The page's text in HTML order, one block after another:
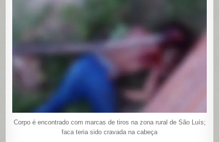
Corpo é encontrado com marcas de tiros na zona rural de São Luís;
faca teria sido cravada na cabeça